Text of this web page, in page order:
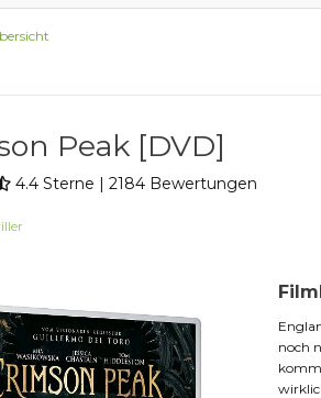
Peak [DVD]
4.4 Sterne | 2184 Bewertungen
noch